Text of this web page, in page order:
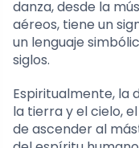
danza, desde la
aéreos, tiene un
un lenguaje
siglos.
Espiritualmente, la
la tierra y el cielo,
de ascender al